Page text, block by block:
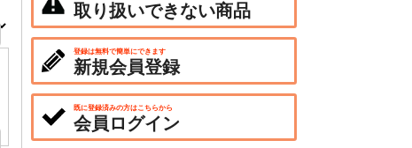
取り扱いできない商品
登録は無料で簡単にできます
新規会員登録
既に登録済みの方はこちらから
会員ログイン